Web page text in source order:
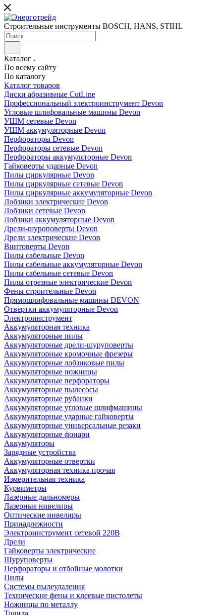
Строительные инструменты BOSCH, HANS, STIHL
Каталог
По всему сайту
По каталогу
Каталог товаров
Диски абразивные CutLine
Профессиональный электроинструмент Devon
Угловые шлифовальные машины Devon
УШМ сетевые Devon
УШМ аккумуляторные Devon
Перфораторы Devon
Перфораторы сетевые Devon
Перфораторы аккумуляторные Devon
Гайковерты ударные Devon
Пилы циркулярные Devon
Пилы циркулярные сетевые Devon
Пилы циркулярные аккумуляторные Devon
Лобзики электрические Devon
Лобзики сетевые Devon
Лобзики аккумуляторные Devon
Дрели-шуроповерты Devon
Дрели электрические Devon
Винтоверты Devon
Пилы сабельные Devon
Пилы сабельные аккумуляторные Devon
Пилы сабельные сетевые Devon
Пилы отрезные электрические Devon
Фены строительные Devon
Прямошлифовальные машины DEVON
Отвертки аккумуляторные Devon
Электроинструмент
Аккумуляторная техника
Аккумуляторные пилы
Аккумуляторные дрели-шуруповерты
Аккумуляторные кромочные фрезеры
Аккумуляторные лобзиковые пилы
Аккумуляторные ножницы
Аккумуляторные перфораторы
Аккумуляторные пылесосы
Аккумуляторные рубанки
Аккумуляторные угловые шлифмашины
Аккумуляторные ударные гайковерты
Аккумуляторные универсальные резаки
Аккумуляторные фонари
Аккумуляторы
Зарядные устройства
Аккумуляторные отвертки
Аккумуляторная техника прочая
Измерительная техника
Курвиметры
Лазерные дальномеры
Лазерные нивелиры
Оптические нивелиры
Принадлежности
Электроинструмент сетевой 220В
Дрели
Гайковерты электрические
Шуруповерты
Перфораторы и отбойные молотки
Пилы
Системы пылеудаления
Технические фены и клеевые пистолеты
Ножницы по металлу
Точила